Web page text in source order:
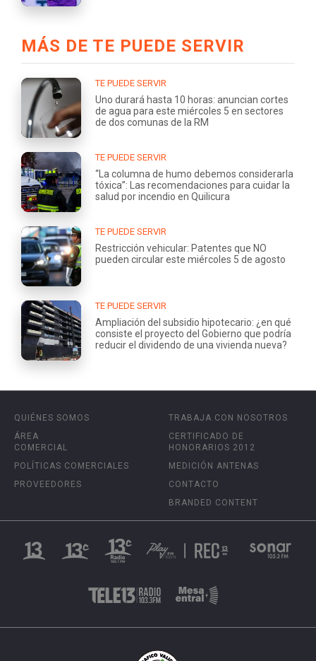
MÁS DE TE PUEDE SERVIR
TE PUEDE SERVIR
Uno durará hasta 10 horas: anuncian cortes
de agua para este miércoles 5 en sectores
de dos comunas de la RM
TE PUEDE SERVIR
“La columna de humo debemos considerarla
tóxica”: Las recomendaciones para cuidar la
salud por incendio en Quilicura
TE PUEDE SERVIR
Restricción vehicular: Patentes que NO
pueden circular este miércoles 5 de agosto
TE PUEDE SERVIR
Ampliación del subsidio hipotecario: ¿en qué
consiste el proyecto del Gobierno que podría
reducir el dividendo de una vivienda nueva?
QUIÉNES SOMOS
ÁREA
COMERCIAL
POLÍTICAS COMERCIALES
PROVEEDORES
TRABAJA CON NOSOTROS
CERTIFICADO DE
HONORARIOS 2012
MEDICIÓN ANTENAS
CONTACTO
BRANDED CONTENT